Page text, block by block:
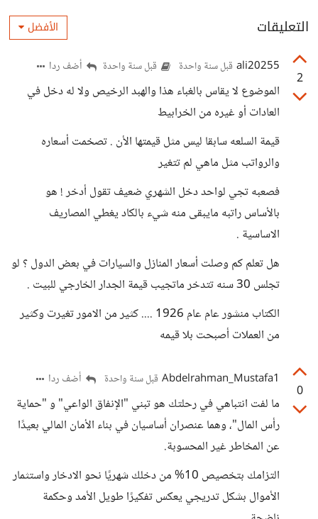
التعليقات الأفضل
2
ali20255 قبل سنة واحدة قبل سنة واحدة أضف ردا
الموضوع لا يقاس بالغباء هذا والهبد الرخيص ولا له دخل في
العادات أو غيره من الخرابيط
قيمة السلعه سابقا ليس مثل قيمتها الأن . تصخمت أسعاره
والرواتب مثل ماهي لم تتغير
فصعبه تجي لواحد دخل الشهري ضعيف تقول أدخر ! هو
بالأساس راتبه مايبقى منه شيء بالكاد يغطي المصاريف
الاساسية .
هل تعلم كم وصلت أسعار المنازل والسيارات في بعض الدول ؟ لو
تجلس 30 سنه تتدخر ماتجيب قيمة الجدار الخارجي للبيت .
الكتاب منشور عام عام 1926 .... كثير من الامور تغيرت وكثير
من العملات أصبحت بلا قيمه
0
Abdelrahman_Mustafa1 قبل سنة واحدة أضف ردا
ما لفت انتباهي في رحلتك هو تبني "الإنفاق الواعي" و "حماية
رأس المال"، وهما عنصران أساسيان في بناء الأمان المالي بعيدًا
عن المخاطر غير المحسوبة.
التزامك بتخصيص 10% من دخلك شهريًا نحو الادخار واستثمار
الأموال بشكل تدريجي يعكس تفكيرًا طويل الأمد وحكمة